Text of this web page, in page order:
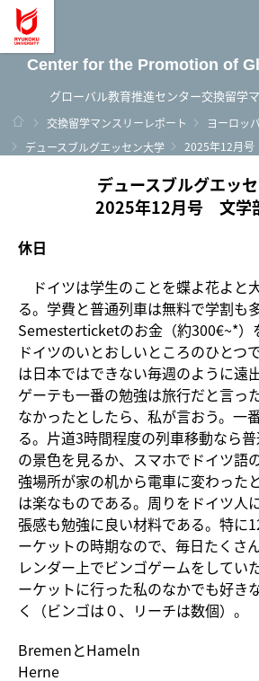
Center for the Promotion of
グローバル教育推進センター交換留学
ホーム
交換留学マンスリーレポート
ヨーロッ
デュースブルグエッセン大学
2025年12月
デュースブルグエッ
2025年12月号 文学
休日
ドイツは学生のことを蝶よ花よと
る。学費と普通列車は無料で学割も
Semesterticketのお金（約300€~*）
ドイツのいとおしいところのひとつ
は日本ではできない毎週のように遠
ゲーテも一番の勉強は旅行だと言っ
なかったとしたら、私が言おう。一
る。片道3時間程度の列車移動なら
の景色を見るか、スマホでドイツ語
強場所が家の机から電車に変わった
は楽なものである。周りをドイツ人
張感も勉強に良い材料である。特に
ーケットの時期なので、毎日たくさ
レンダー上でビンゴゲームをしてい
ーケットに行った私のなかでも好き
く（ビンゴは０、リーチは数個）。
BremenとHameln
Herne